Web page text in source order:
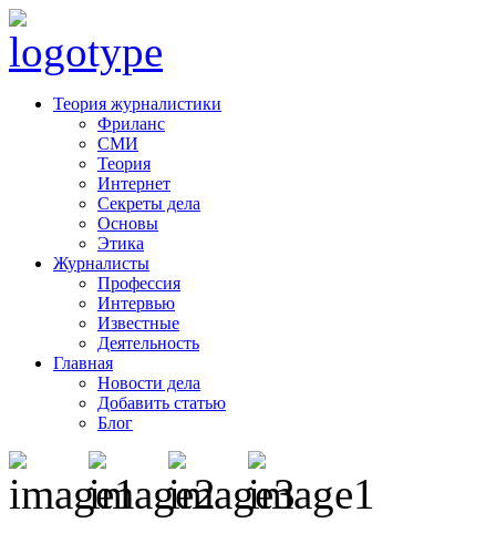
Теория журналистики
Фриланс
СМИ
Теория
Интернет
Секреты дела
Основы
Этика
Журналисты
Профессия
Интервью
Известные
Деятельность
Главная
Новости дела
Добавить статью
Блог